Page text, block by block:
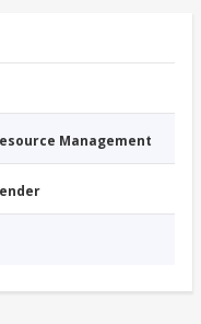
Management